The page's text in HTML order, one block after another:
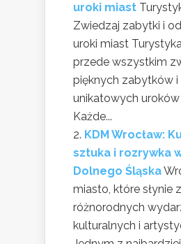
uroki miast
Zwiedzaj zabytki i
uroki miast
przede wszystkim
pięknych zabytków
unikatowych uroków
Każde...
KDM Wrocław:
sztuka i rozrywka
Dolnego Śląska
miasto, które słynie z
różnorodnych
kulturalnych i